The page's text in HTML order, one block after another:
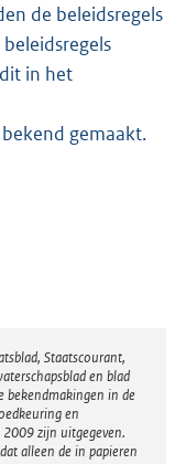
de beleidsregels
in het
gemaakt.
Staatscourant,
en blad
bekendmakingen in de
en
zijn uitgegeven.
alleen de in papieren